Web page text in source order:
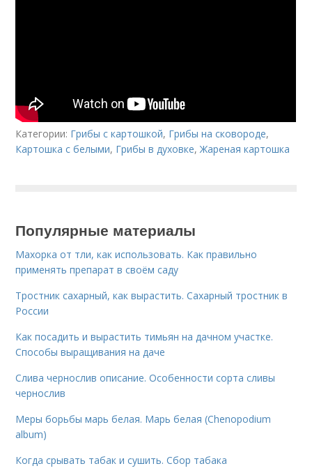
Категории: Грибы с картошкой, Грибы на сковороде,
Картошка с белыми, Грибы в духовке,Жареная картошка
Популярные материалы
Махорка от тли, как использовать. Как правильно
применять препарат в своём саду
Тростник сахарный, как вырастить. Сахарный тростник в
России
Как посадить и вырастить тимьян на дачном участке.
Способы выращивания на даче
Слива чернослив описание. Особенности сорта сливы
чернослив
Меры борьбы марь белая. Марь белая (Chenopodium
album)
Когда срывать табак и сушить. Сбор табака